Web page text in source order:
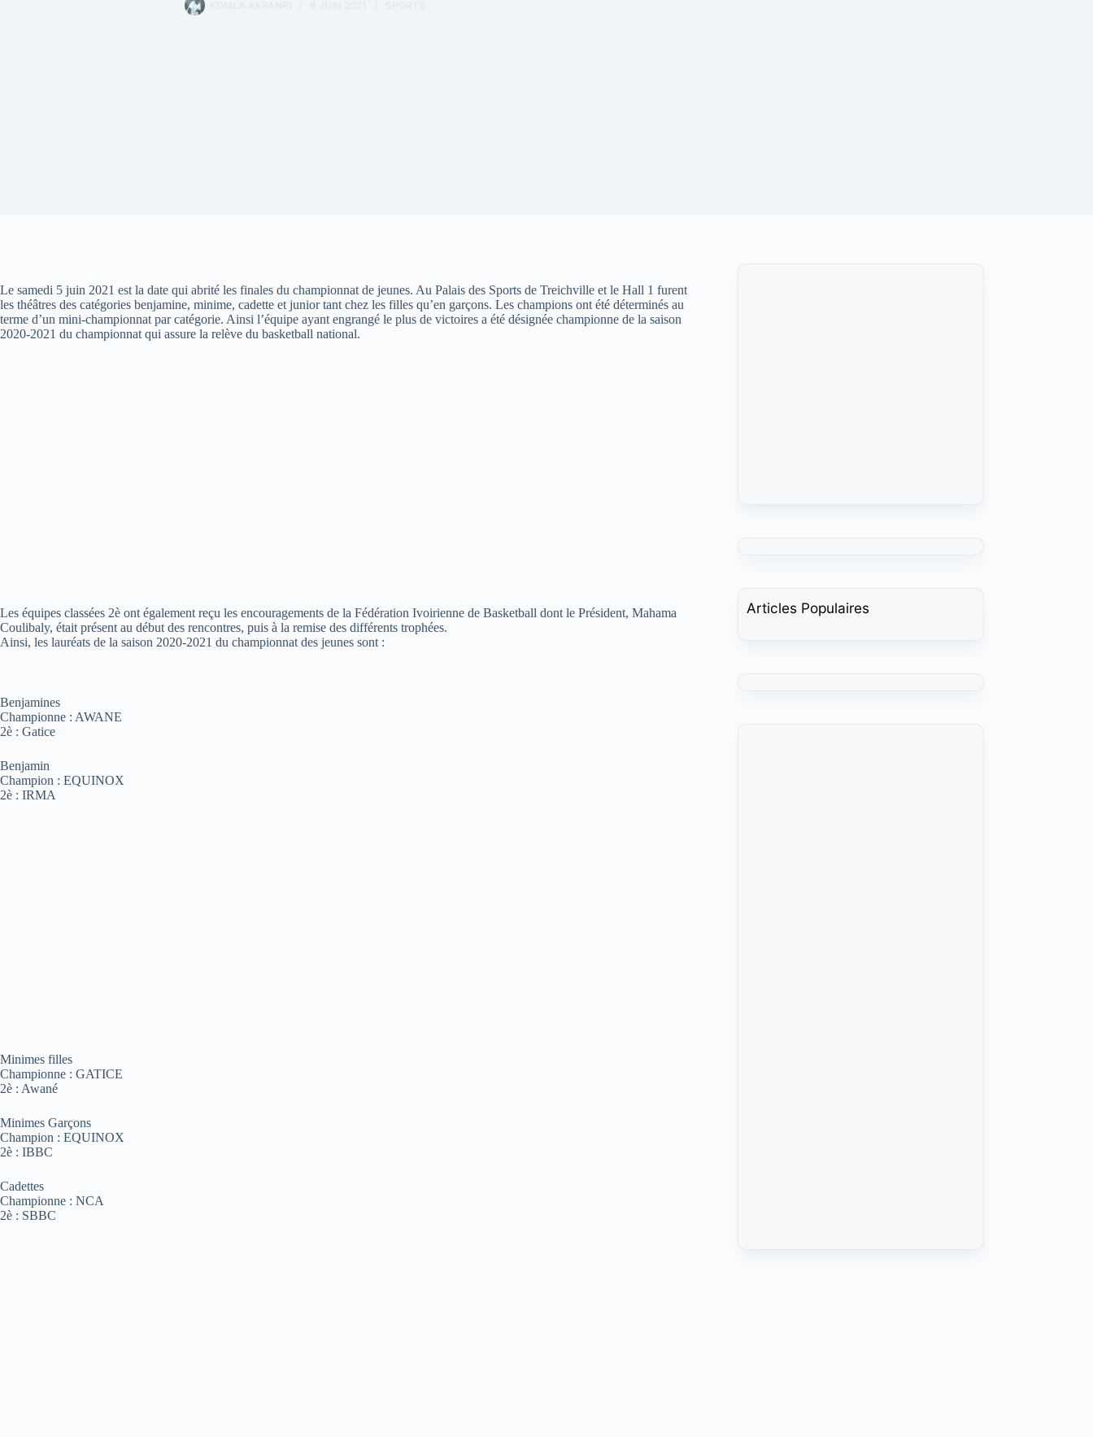
Le samedi 5 juin 2021 est la date qui abrité les finales du championnat de jeunes. Au Palais des Sports de Treichville et le Hall 1 furent
les théâtres des catégories benjamine, minime, cadette et junior tant chez les filles qu’en garçons. Les champions ont été déterminés au
terme d’un mini-championnat par catégorie. Ainsi l’équipe ayant engrangé le plus de victoires a été désignée championne de la saison
2020-2021 du championnat qui assure la relève du basketball national.
Les équipes classées 2è ont également reçu les encouragements de la Fédération Ivoirienne de Basketball dont le Président, Mahama
Coulibaly, était présent au début des rencontres, puis à la remise des différents trophées.
Ainsi, les lauréats de la saison 2020-2021 du championnat des jeunes sont :
Benjamines
Championne : AWANE
2è : Gatice
Benjamin
Champion : EQUINOX
2è : IRMA
Minimes filles
Championne : GATICE
2è : Awané
Minimes Garçons
Champion : EQUINOX
2è : IBBC
Cadettes
Championne : NCA
2è : SBBC
Articles Populaires